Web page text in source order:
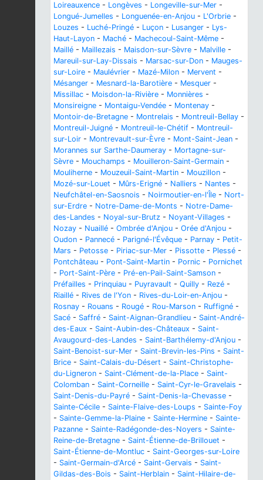
Loireauxence - Longèves - Longeville-sur-Mer -
Longué-Jumelles - Longuenée-en-Anjou - L'Orbrie -
Louzes - Luché-Pringé - Luçon - Lusanger - Lys-
Haut-Layon - Maché - Machecoul-Saint-Même -
Maillé - Maillezais - Maisdon-sur-Sèvre - Malville -
Mareuil-sur-Lay-Dissais - Marsac-sur-Don - Mauges-
sur-Loire - Maulévrier - Mazé-Milon - Mervent -
Mésanger - Mesnard-la-Barotière - Mesquer -
Missillac - Moisdon-la-Rivière - Monnières -
Monsireigne - Montaigu-Vendée - Montenay -
Montoir-de-Bretagne - Montrelais - Montreuil-Bellay -
Montreuil-Juigné - Montreuil-le-Chétif - Montreuil-
sur-Loir - Montrevault-sur-Èvre - Mont-Saint-Jean -
Morannes sur Sarthe-Daumeray - Mortagne-sur-
Sèvre - Mouchamps - Mouilleron-Saint-Germain -
Mouliherne - Mouzeuil-Saint-Martin - Mouzillon -
Mozé-sur-Louet - Mûrs-Erigné - Nalliers - Nantes -
Neufchâtel-en-Saosnois - Noirmoutier-en-l'Île - Nort-
sur-Erdre - Notre-Dame-de-Monts - Notre-Dame-
des-Landes - Noyal-sur-Brutz - Noyant-Villages -
Nozay - Nuaillé - Ombrée d'Anjou - Orée d'Anjou -
Oudon - Pannecé - Parigné-l'Évêque - Parnay - Petit-
Mars - Petosse - Piriac-sur-Mer - Pissotte - Plessé -
Pontchâteau - Pont-Saint-Martin - Pornic - Pornichet
- Port-Saint-Père - Pré-en-Pail-Saint-Samson -
Préfailles - Prinquiau - Puyravault - Quilly - Rezé -
Riaillé - Rives de l'Yon - Rives-du-Loir-en-Anjou -
Rosnay - Rouans - Rougé - Rou-Marson - Ruffigné -
Sacé - Saffré - Saint-Aignan-Grandlieu - Saint-André-
des-Eaux - Saint-Aubin-des-Châteaux - Saint-
Avaugourd-des-Landes - Saint-Barthélemy-d'Anjou -
Saint-Benoist-sur-Mer - Saint-Brevin-les-Pins - Saint-
Brice - Saint-Calais-du-Désert - Saint-Christophe-
du-Ligneron - Saint-Clément-de-la-Place - Saint-
Colomban - Saint-Corneille - Saint-Cyr-le-Gravelais -
Saint-Denis-du-Payré - Saint-Denis-la-Chevasse -
Sainte-Cécile - Sainte-Flaive-des-Loups - Sainte-Foy
- Sainte-Gemme-la-Plaine - Sainte-Hermine - Sainte-
Pazanne - Sainte-Radégonde-des-Noyers - Sainte-
Reine-de-Bretagne - Saint-Étienne-de-Brillouet -
Saint-Étienne-de-Montluc - Saint-Georges-sur-Loire
- Saint-Germain-d'Arcé - Saint-Gervais - Saint-
Gildas-des-Bois - Saint-Herblain - Saint-Hilaire-de-